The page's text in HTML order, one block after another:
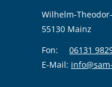
Wilhelm-
55130 Mainz
Fon:
06131
E-Mail: